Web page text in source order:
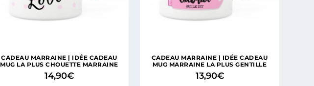
CADEAU MARRAINE | IDÉE CADEAU
MUG LA PLUS CHOUETTE MARRAINE
14,90€
CADEAU MARRAINE | IDÉE CADEAU
MUG MARRAINE LA PLUS GENTILLE
13,90€